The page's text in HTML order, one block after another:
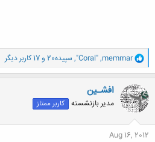
و
ا
ک
ن
ش
ه
ا
memmar
,
"Coral"
, سپیده20 و 17 کاربر دیگر
افشـین
مدیر بازنشسته کاربر ممتاز
Aug 16, 2012